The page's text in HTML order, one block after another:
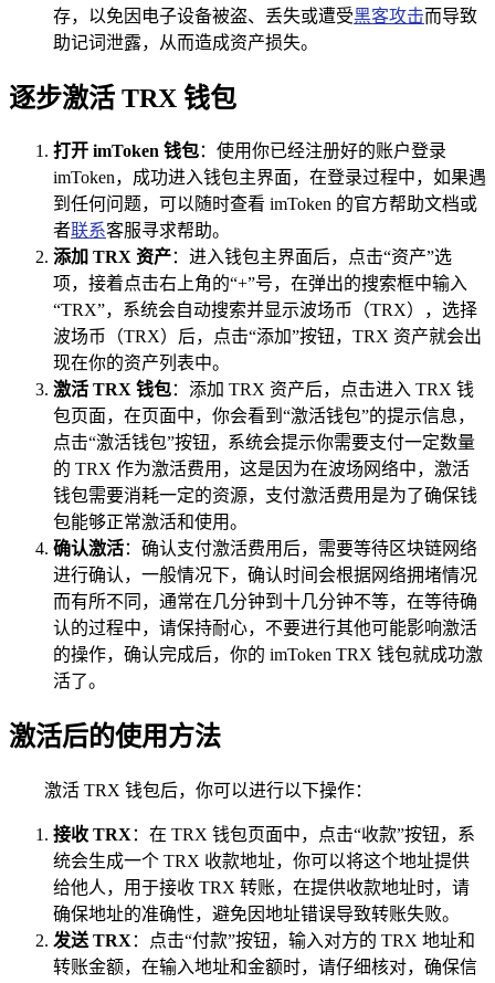
存，以免因电子设备被盗、丢失或遭受黑客攻击而导致
助记词泄露，从而造成资产损失。
逐步激活 TRX 钱包
打开 imToken 钱包：使用你已经注册好的账户登录
imToken，成功进入钱包主界面，在登录过程中，如果遇
到任何问题，可以随时查看 imToken 的官方帮助文档或
者联系客服寻求帮助。
添加 TRX 资产：进入钱包主界面后，点击“资产”选
项，接着点击右上角的“+”号，在弹出的搜索框中输入
“TRX”，系统会自动搜索并显示波场币（TRX），选择
波场币（TRX）后，点击“添加”按钮，TRX 资产就会出
现在你的资产列表中。
激活 TRX 钱包：添加 TRX 资产后，点击进入 TRX 钱
包页面，在页面中，你会看到“激活钱包”的提示信息，
点击“激活钱包”按钮，系统会提示你需要支付一定数量
的 TRX 作为激活费用，这是因为在波场网络中，激活
钱包需要消耗一定的资源，支付激活费用是为了确保钱
包能够正常激活和使用。
确认激活：确认支付激活费用后，需要等待区块链网络
进行确认，一般情况下，确认时间会根据网络拥堵情况
而有所不同，通常在几分钟到十几分钟不等，在等待确
认的过程中，请保持耐心，不要进行其他可能影响激活
的操作，确认完成后，你的 imToken TRX 钱包就成功激
活了。
激活后的使用方法
激活 TRX 钱包后，你可以进行以下操作：
接收 TRX ：在 TRX 钱包页面中，点击“收款”按钮，系
统会生成一个 TRX 收款地址，你可以将这个地址提供
给他人，用于接收 TRX 转账，在提供收款地址时，请
确保地址的准确性，避免因地址错误导致转账失败。
发送 TRX ：点击“付款”按钮，输入对方的 TRX 地址和
转账金额，在输入地址和金额时，请仔细核对，确保信